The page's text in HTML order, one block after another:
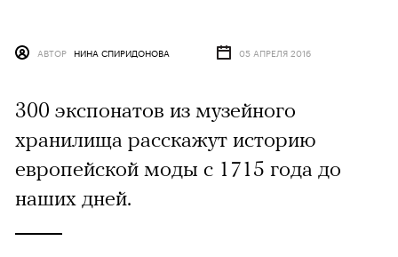
АВТОР НИНА СПИРИДОНОВА 05 АПРЕЛЯ 2016
300 экспонатов из музейного
хранилища расскажут историю
европейской моды с 1715 года до
наших дней.